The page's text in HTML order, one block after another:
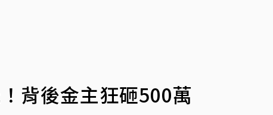
背後金主狂砸500萬